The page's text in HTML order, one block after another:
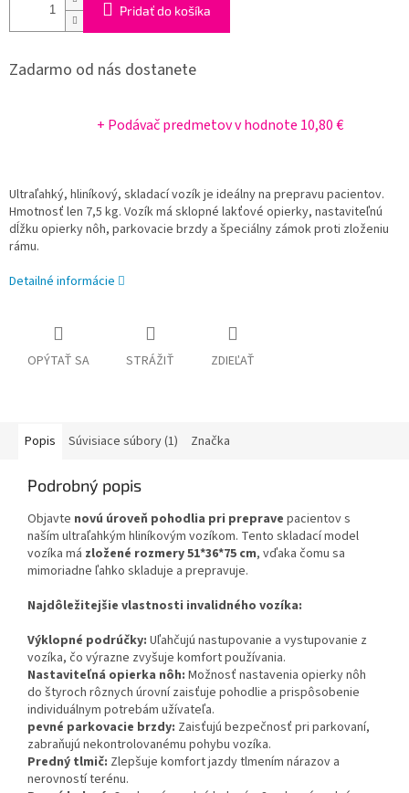
Pridať do košíka
Zadarmo od nás dostanete
+ Podávač predmetovv hodnote 10,80 €
Ultraľahký, hliníkový, skladací vozík je ideálny na prepravu pacientov.
Hmotnosť len 7,5 kg. Vozík má sklopné lakťové opierky, nastaviteľnú
dĺžku opierky nôh, parkovacie brzdy a špeciálny zámok proti zloženiu
rámu.
Detailné informácie
OPÝTAŤ SA STRÁŽIŤ ZDIEĽAŤ
Popis Súvisiace súbory (1) Značka
Podrobný popis
Objavte novú úroveň pohodlia pri preprave pacientov s
naším ultraľahkým hliníkovým vozíkom. Tento skladací model
vozíka má zložené rozmery51*36*75 cm, vďaka čomu sa
mimoriadne ľahko skladuje a prepravuje.
Najdôležitejšie vlastnosti invalidného vozíka:
Výklopné podrúčky: Uľahčujú nastupovanie a vystupovanie z
vozíka, čo výrazne zvyšuje komfort používania.
Nastaviteľná opierka nôh: Možnosť nastavenia opierky nôh
do štyroch rôznych úrovní zaisťuje pohodlie a prispôsobenie
individuálnym potrebám užívateľa.
pevné parkovacie brzdy: Zaisťujú bezpečnosť pri parkovaní,
zabraňujú nekontrolovanému pohybu vozíka.
Predný tlmič: Zlepšuje komfort jazdy tlmením nárazov a
nerovností terénu.